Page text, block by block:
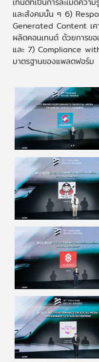
และสังคมนั้น ๆ 6)
Generated Content เ
ผลิตคอนเทนต์ ด้วยการข
และ 7) Compliance
มาตรฐานของแพลตฟอร์ม